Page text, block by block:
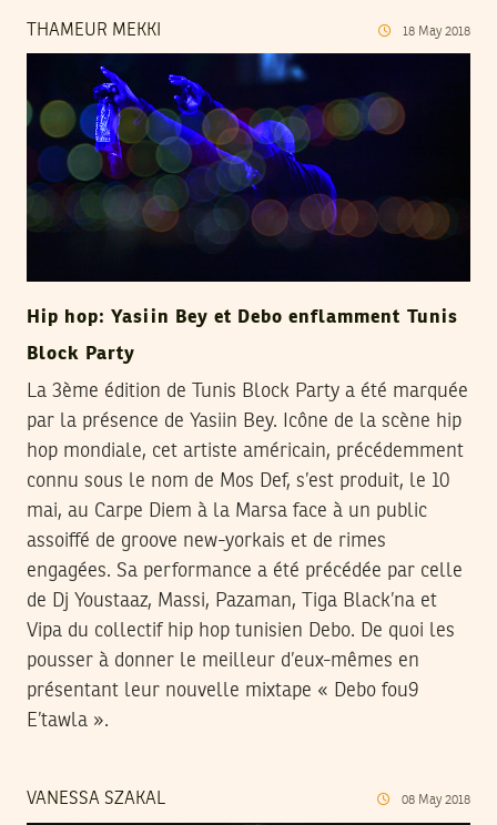
THAMEUR MEKKI 18 May 2018
Hip hop: Yasiin Bey et Debo enflamment Tunis
Block Party
La 3ème édition de Tunis Block Party a été marquée
par la présence de Yasiin Bey. Icône de la scène hip
hop mondiale, cet artiste américain, précédemment
connu sous le nom de Mos Def, s’est produit, le 10
mai, au Carpe Diem à la Marsa face à un public
assoiffé de groove new-yorkais et de rimes
engagées. Sa performance a été précédée par celle
de Dj Youstaaz, Massi, Pazaman, Tiga Black’na et
Vipa du collectif hip hop tunisien Debo. De quoi les
pousser à donner le meilleur d’eux-mêmes en
présentant leur nouvelle mixtape « Debo fou9
E’tawla ».
VANESSA SZAKAL 08 May 2018